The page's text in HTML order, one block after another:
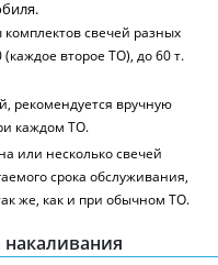
свечей разных
второе ТО), до 60 т.
рекомендуется вручную
каждом ТО.
или несколько свечей
срока обслуживания,
же, как и при обычном ТО.